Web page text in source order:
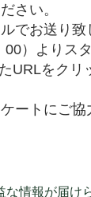
さい。
でお送り致
）よりス
URLをクリ
ートにご協
な情報が届け